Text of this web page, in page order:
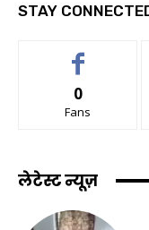
STAY
0
Fans
लेटेस्ट न्यूज़